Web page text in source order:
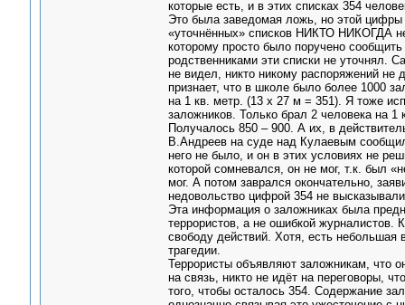
которые есть, и в этих списках 354
Это была заведомая ложь, но этой цифры
«уточнённых» списков НИКТО НИКОГДА
которому просто было поручено
родственниками эти списки не уточнял.
не видел, никто никому распоряжений не
признает, что в школе было более 1000
на 1 кв. метр. (13 х 27 м = 351). Я тоже
заложников. Только брал 2 человека на
Получалось 850 – 900. А их, в
В.Андреев на суде над Кулаевым
него не было, и он в этих условиях не
которой сомневался, он не мог, т.к.
мог. А потом заврался окончательно,
недовольство цифрой 354 не
Эта информация о заложниках была
террористов, а не ошибкой
свободу действий. Хотя, есть небольшая
трагедии.
Террористы объявляют заложникам, что
на связь, никто не идёт на переговоры,
того, чтобы осталось 354. Содержание